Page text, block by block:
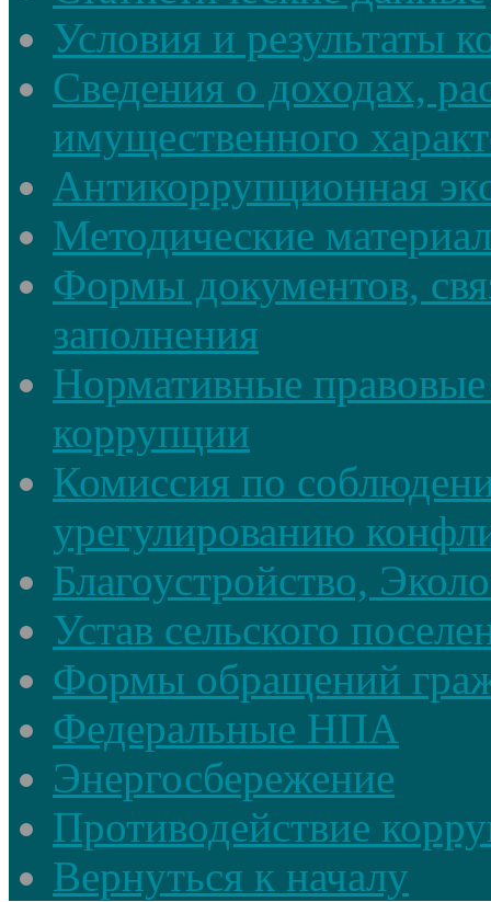
Условия и результаты
Сведения о доходах,
имущественного
Антикоррупционная
Методические
Формы документов,
заполнения
Нормативные
коррупции
Комиссия по
урегулированию
Благоустройство,
Устав сельского
Формы обращений
Федеральные НПА
Энергосбережение
Противодействие
Вернуться к началу